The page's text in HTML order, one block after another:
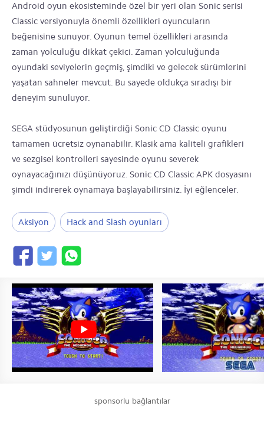
Android oyun ekosisteminde özel bir yeri olan Sonic serisi
Classic versiyonuyla önemli özellikleri oyuncuların
beğenisine sunuyor. Oyunun temel özellikleri arasında
zaman yolculuğu dikkat çekici. Zaman yolculuğunda
oyundaki seviyelerin geçmiş, şimdiki ve gelecek sürümlerini
yaşatan sahneler mevcut. Bu sayede oldukça sıradışı bir
deneyim sunuluyor.
SEGA stüdyosunun geliştirdiği Sonic CD Classic oyunu
tamamen ücretsiz oynanabilir. Klasik ama kaliteli grafikleri
ve sezgisel kontrolleri sayesinde oyunu severek
oynayacağınızı düşünüyoruz. Sonic CD Classic APK dosyasını
şimdi indirerek oynamaya başlayabilirsiniz. İyi eğlenceler.
Aksiyon Hack and Slash oyunları
sponsorlu bağlantılar